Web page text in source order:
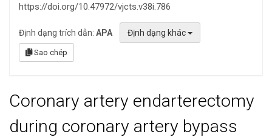
https://doi.org/10.47972/vjcts.v38i.786
Định dạng trích dẫn: APA Định dạng khác
Sao chép
Coronary artery endarterectomy
during coronary artery bypass